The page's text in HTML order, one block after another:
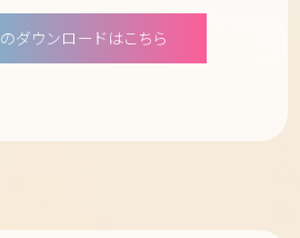
ダウンロードはこちら